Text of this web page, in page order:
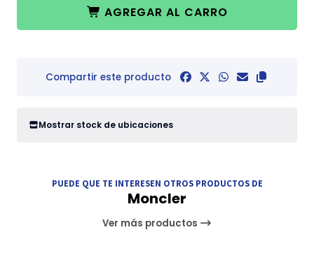
AGREGAR AL CARRO
Compartir este producto
Mostrar stock de ubicaciones
PUEDE QUE TE INTERESEN OTROS PRODUCTOS DE
Moncler
Ver más productos